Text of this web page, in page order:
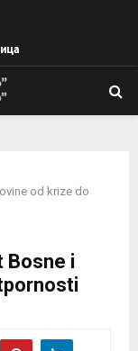
od krize do
Bosne i